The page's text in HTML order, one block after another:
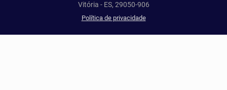
Vitória - ES, 29050-906
Política de privacidade